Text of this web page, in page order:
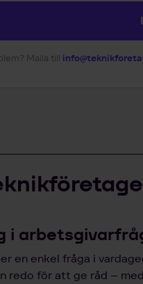
Maila till
i
en enkel fråga i
redo för att ge råd –